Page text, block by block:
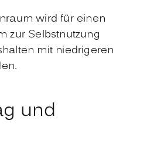
wird für einen
zur Selbstnutzung
mit niedrigeren
und